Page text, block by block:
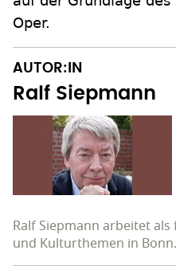
Oper.
AUTOR:IN
Ralf Siepmann
Ralf Siepmann arbeitet
und Kulturthemen in Bonn.